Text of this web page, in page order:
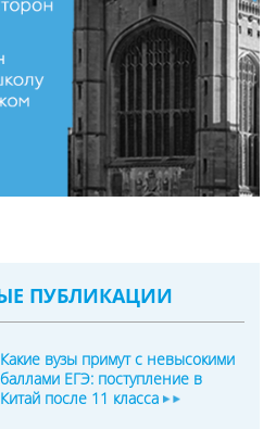
ПУБЛИКАЦИИ
Какие вузы примут с невысокими
баллами ЕГЭ: поступление в
Китай после 11 класса